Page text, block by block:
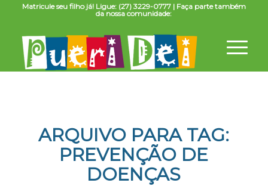
Matricule seu filho já! Ligue: (27) 3229-0777 | Faça parte também
da nossa comunidade:
ARQUIVO PARA TAG:
PREVENÇÃO DE
DOENÇAS